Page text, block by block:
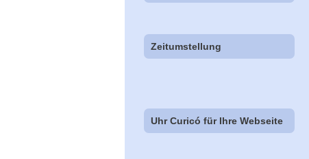
Zeitumstellung
Uhr Curicó für Ihre Webseite